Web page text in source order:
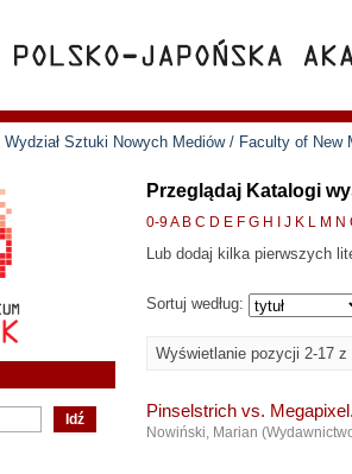
Wydział Sztuki Nowych Mediów / Faculty of New
Przeglądaj Katalogi
0-9A B C D E F G H J K L M N
Lub dodaj kilka pierwszych
Sortuj według:
Wyświetlanie pozycji 2-17 z
Pinselstrich vs.
Nowiński, Marian (